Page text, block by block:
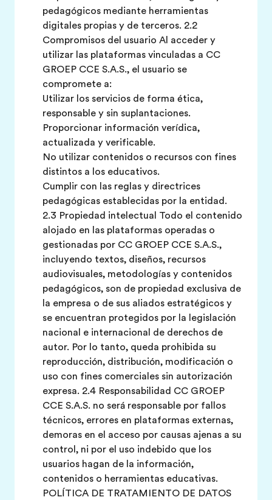
pedagógicos mediante herramientas
digitales propias y de terceros. 2.2
Compromisos del usuario Al acceder y
utilizar las plataformas vinculadas a CC
GROEP CCE S.A.S., el usuario se
compromete a:
Utilizar los servicios de forma ética,
responsable y sin suplantaciones.
Proporcionar información verídica,
actualizada y verificable.
No utilizar contenidos o recursos con fines
distintos a los educativos.
Cumplir con las reglas y directrices
pedagógicas establecidas por la entidad.
2.3 Propiedad intelectual Todo el contenido
alojado en las plataformas operadas o
gestionadas por CC GROEP CCE S.A.S.,
incluyendo textos, diseños, recursos
audiovisuales, metodologías y contenidos
pedagógicos, son de propiedad exclusiva de
la empresa o de sus aliados estratégicos y
se encuentran protegidos por la legislación
nacional e internacional de derechos de
autor. Por lo tanto, queda prohibida su
reproducción, distribución, modificación o
uso con fines comerciales sin autorización
expresa. 2.4 Responsabilidad CC GROEP
CCE S.A.S. no será responsable por fallos
técnicos, errores en plataformas externas,
demoras en el acceso por causas ajenas a su
control, ni por el uso indebido que los
usuarios hagan de la información,
contenidos o herramientas educativas.
POLÍTICA DE TRATAMIENTO DE DATOS